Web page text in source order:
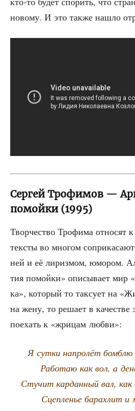
ново­му. И это так­же нашло
Сергей Трофимов —
помойки (1995)
Твор­че­ство Тро­фи­ма отно­сят
тек­сты во мно­гом
ней и её лириз­мом, юмо­ром.
тия помой­ки» опи­сы­ва­ет мир
ка», кото­рый то так­су­ет на
на жену, то реша­ет в каче­стве
поехать к «жри­цам любви»:
Я сут­ки напро­лёт бомб­лю
Рабо­таю как вол, а
Сту­чит кар­дан­ный вал, как
Сцеп­ле­нье барах­лит